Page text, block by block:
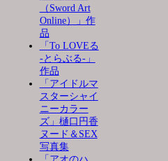
（Sword Art
Online）」作
品
「To LOVEる
-とらぶる-」
作品
「アイドルマ
スターシャイ
ニーカラー
ズ」樋口円香
ヌード＆SEX
写真集